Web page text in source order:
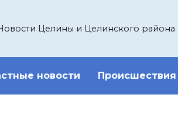
Целины и Целинского района
новости Происшествия